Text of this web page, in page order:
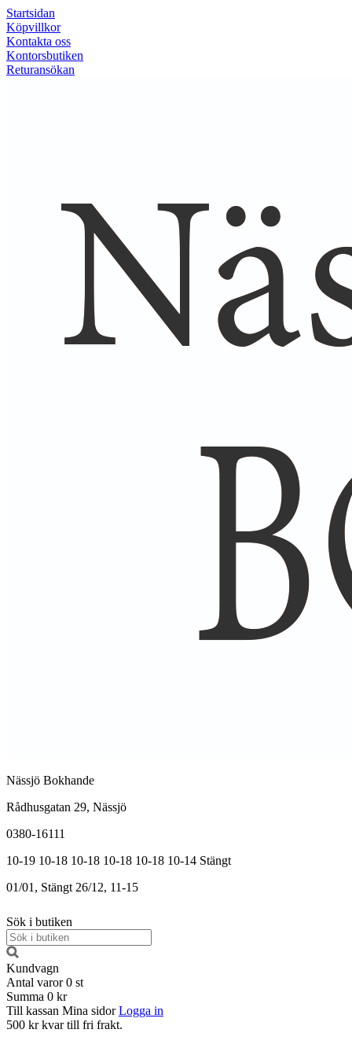
Startsidan
Köpvillkor
Kontakta oss
Kontorsbutiken
Returansökan
Nässjö Bokhande
Rådhusgatan 29, Nässjö
0380-16111
10-19 10-18 10-18 10-18 10-18 10-14 Stängt
01/01, Stängt 26/12, 11-15
Sök i butiken
Kundvagn
Antal varor 0 st
Summa 0 kr
Till kassan Mina sidor Logga in
500 kr kvar till fri frakt.